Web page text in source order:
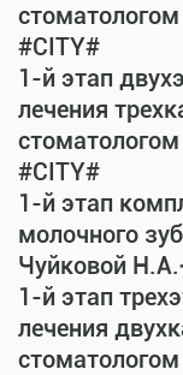
#CITY#
1-й этап
лечения
#CITY#
1-й этап
молочного
Чуйковой
1-й этап
лечения